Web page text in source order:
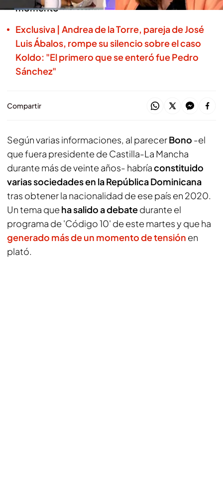
momento
Exclusiva | Andrea de la Torre, pareja de José
Luis Ábalos, rompe su silencio sobre el caso
Koldo: "El primero que se enteró fue Pedro
Sánchez"
Compartir
Según varias informaciones, al parecerBono -el
que fuera presidente de Castilla-La Mancha
durante más de veinte años- habríaconstituido
varias sociedades en la República Dominicana
tras obtener la nacionalidad de ese país en 2020.
Un tema que ha salido a debatedurante el
programa de 'Código 10' de este martes y que ha
generado más de un momento de tensión en
plató.